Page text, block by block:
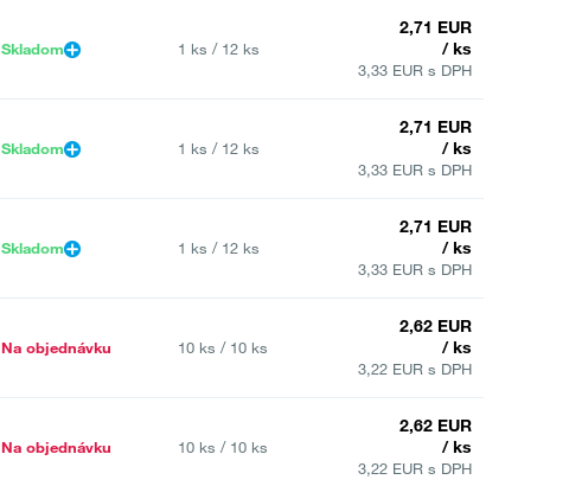
Skladom 1 ks / 12 ks
2,71 EUR
/ ks
3,33 EUR s DPH
Skladom 1 ks / 12 ks
2,71 EUR
/ ks
3,33 EUR s DPH
Skladom 1 ks / 12 ks
2,71 EUR
/ ks
3,33 EUR s DPH
Na objednávku 10 ks / 10 ks
2,62 EUR
/ ks
3,22 EUR s DPH
Na objednávku 10 ks / 10 ks
2,62 EUR
/ ks
3,22 EUR s DPH